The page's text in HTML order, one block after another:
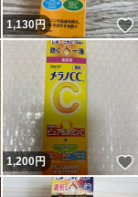
いいね！
1,130円
いいね！
1,200円